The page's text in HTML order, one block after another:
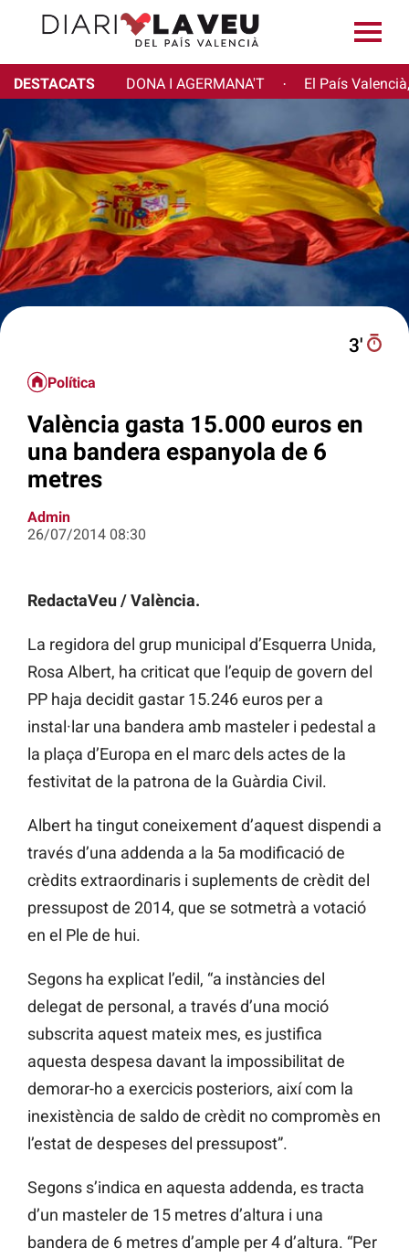
DESTACATS DONA I AGERMANA'T · El País
3′
Política
València gasta 15.000 euros en
una bandera espanyola de 6
metres
Admin
26/07/2014 08:30
RedactaVeu / València.
La regidora del grup municipal d’Esquerra Unida,
Rosa Albert, ha criticat que l’equip de govern del
PP haja decidit gastar 15.246 euros per a
instal·lar una bandera amb masteler i pedestal a
la plaça d’Europa en el marc dels actes de la
festivitat de la patrona de la Guàrdia Civil.
Albert ha tingut coneixement d’aquest dispendi a
través d’una addenda a la 5a modificació de
crèdits extraordinaris i suplements de crèdit del
pressupost de 2014, que se sotmetrà a votació
en el Ple de hui.
Segons ha explicat l’edil, “a instàncies del
delegat de personal, a través d’una moció
subscrita aquest mateix mes, es justifica
aquesta despesa davant la impossibilitat de
demorar-ho a exercicis posteriors, així com la
inexistència de saldo de crèdit no compromès en
l’estat de despeses del pressupost”.
Segons s’indica en aquesta addenda, es tracta
d’un masteler de 15 metres d’altura i una
bandera de 6 metres d’ample per 4 d’altura. “Per